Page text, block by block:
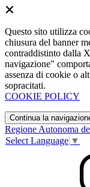
Questo sito utilizza
chiusura del banner
contraddistinto dalla
navigazione"
assenza di cookie o
sopracitati.
COOKIE POLICY
Continua la
Regione Autonoma
Select Language ▼